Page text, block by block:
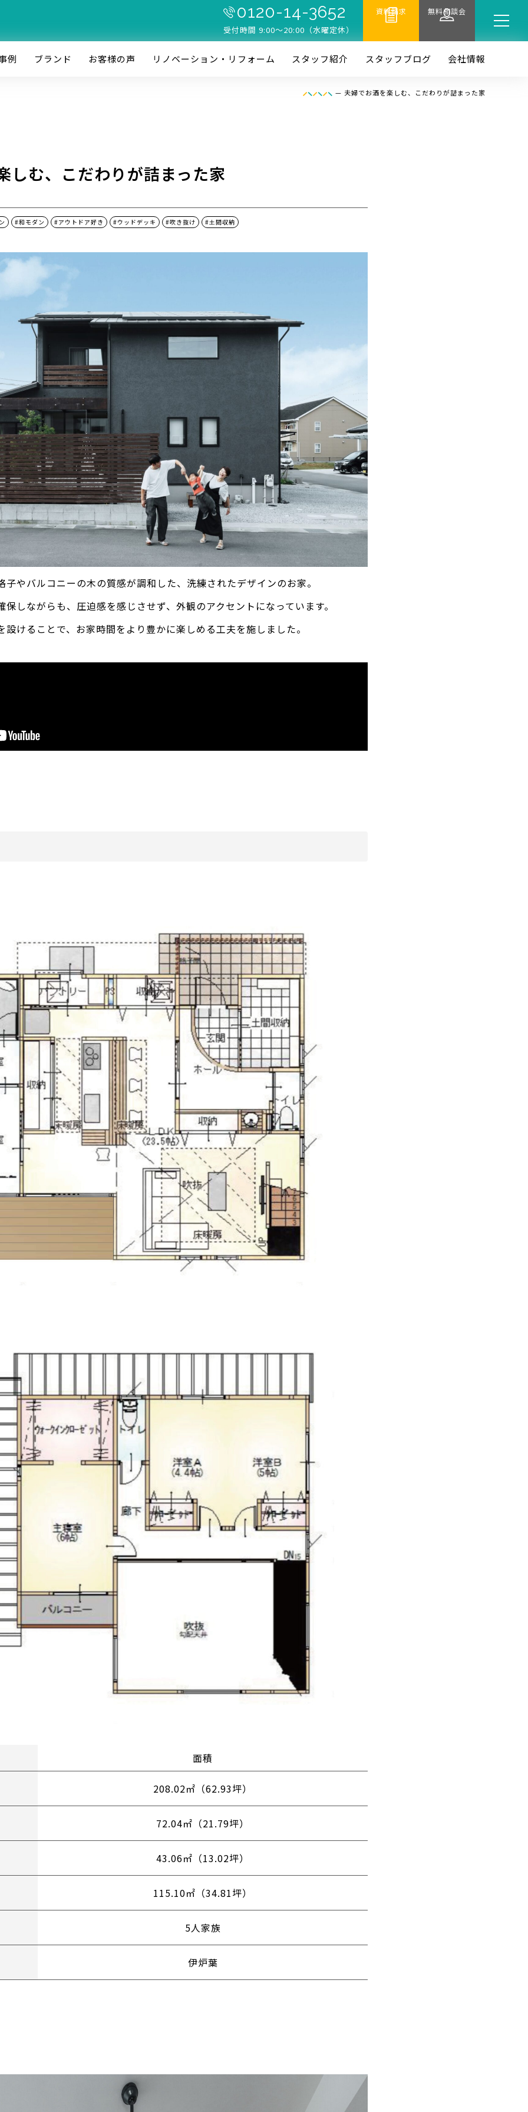
0120-14-3652
受付時間 9:00〜20:00（水曜定休）
資料請求 無料相談会
例 ブランド お客様の声 リノベーション・リフォーム スタッフ紹介 スタッフブログ 会社情報
— 夫婦でお酒を楽しむ、こだわりが詰まった家
しむ、こだわりが詰まった家
#和モダン #アウトドア好き #ウッドデッキ #吹き抜け #土間収納
やバルコニーの木の質感が調和した、洗練されたデザインのお家。
しながらも、圧迫感を感じさせず、外観のアクセントになっています。
けることで、お家時間をより豊かに楽しめる工夫を施しました。
面積
208.02㎡（62.93坪）
72.04㎡（21.79坪）
43.06㎡（13.02坪）
115.10㎡（34.81坪）
5人家族
伊炉葉